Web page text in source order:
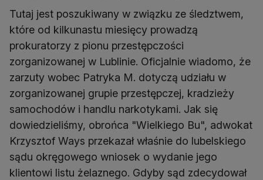
Tutaj jest poszukiwany w związku ze śledztwem,
które od kilkunastu miesięcy prowadzą
prokuratorzy z pionu przestępczości
zorganizowanej w Lublinie. Oficjalnie wiadomo, że
zarzuty wobec Patryka M. dotyczą udziału w
zorganizowanej grupie przestępczej, kradzieży
samochodów i handlu narkotykami. Jak się
dowiedzieliśmy, obrońca "Wielkiego Bu", adwokat
Krzysztof Ways przekazał właśnie do lubelskiego
sądu okręgowego wniosek o wydanie jego
klientowi listu żelaznego. Gdyby sąd zdecydował